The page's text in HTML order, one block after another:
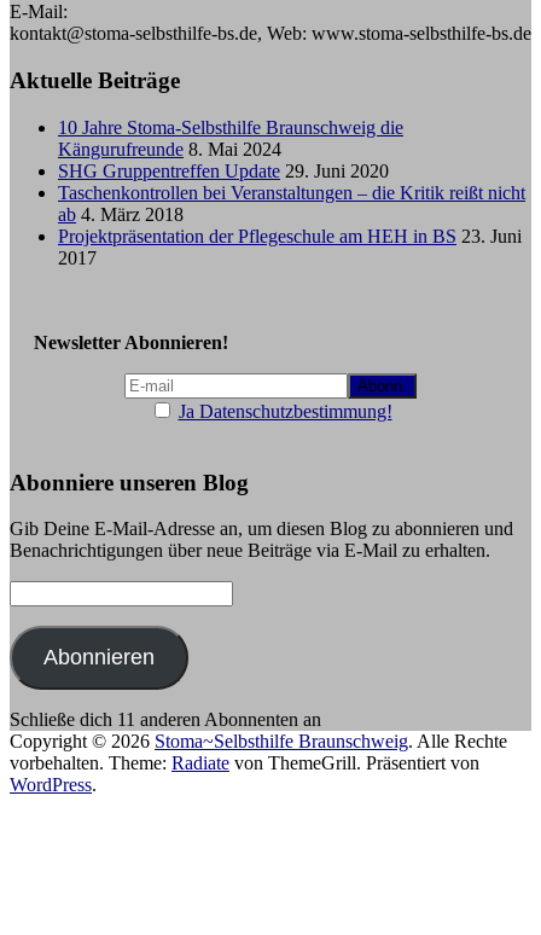
E-Mail:
kontakt@stoma-selbsthilfe-bs.de, Web: www.stoma-selbsthilfe-bs.de
Aktuelle Beiträge
10 Jahre Stoma-Selbsthilfe Braunschweig die
Kängurufreunde 8. Mai 2024
SHG Gruppentreffen Update 29. Juni 2020
Taschenkontrollen bei Veranstaltungen – die Kritik reißt nicht
ab 4. März 2018
Projektpräsentation der Pflegeschule am HEH in BS 23. Juni
2017
Newsletter Abonnieren!
Ja Datenschutzbestimmung!
Abonniere unseren Blog
Gib Deine E-Mail-Adresse an, um diesen Blog zu abonnieren und
Benachrichtigungen über neue Beiträge via E-Mail zu erhalten.
Mail-
Adresse:
Abonnieren
Schließe dich 11 anderen Abonnenten an
Copyright © 2026 Stoma~Selbsthilfe Braunschweig. Alle Rechte
vorbehalten. Theme: Radiate von ThemeGrill. Präsentiert von
WordPress.